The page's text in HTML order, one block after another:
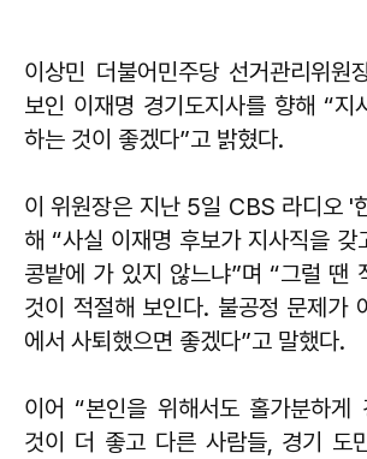
이상민 더불어민주당 선거관리위원
보인 이재명 경기도지사를 향해 “지
하는 것이 좋겠다”고 밝혔다.
이 위원장은 지난 5일 CBS 라디오 '
해 “사실 이재명 후보가 지사직을 갖
콩밭에 가 있지 않느냐”며 “그럴 땐
것이 적절해 보인다. 불공정 문제가
에서 사퇴했으면 좋겠다”고 말했다.
이어 “본인을 위해서도 홀가분하게
것이 더 좋고 다른 사람들, 경기 도